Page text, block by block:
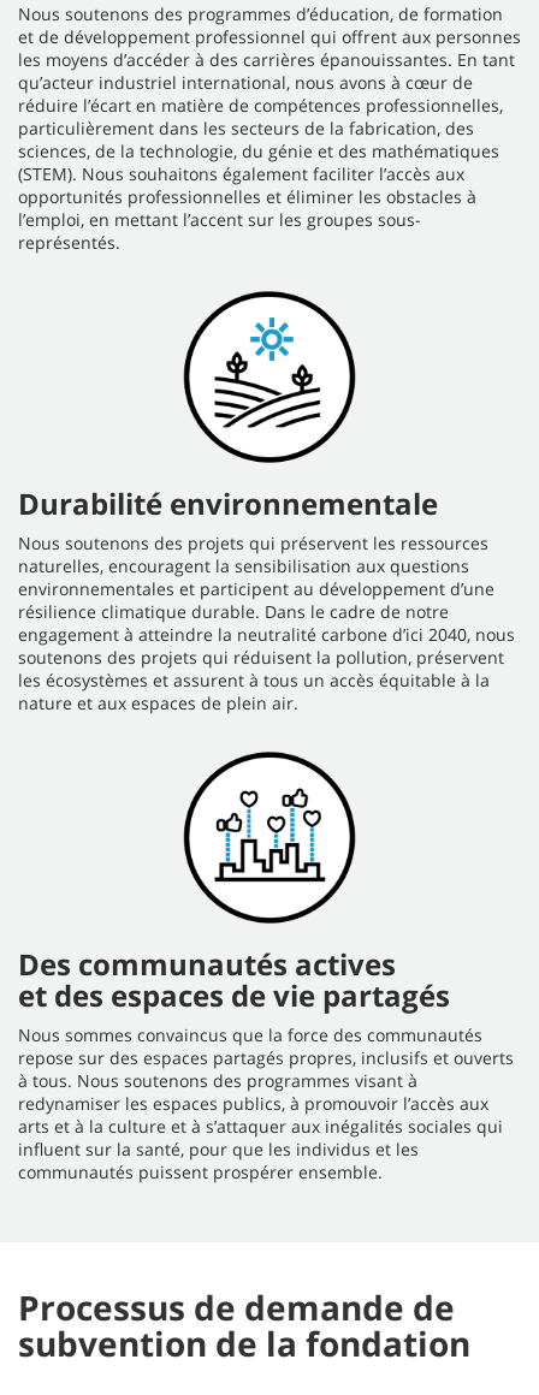
Nous soutenons des programmes d’éducation, de formation
et de développement professionnel qui offrent aux personnes
les moyens d’accéder à des carrières épanouissantes. En tant
qu’acteur industriel international, nous avons à cœur de
réduire l’écart en matière de compétences professionnelles,
particulièrement dans les secteurs de la fabrication, des
sciences, de la technologie, du génie et des mathématiques
(STEM). Nous souhaitons également faciliter l’accès aux
opportunités professionnelles et éliminer les obstacles à
l’emploi, en mettant l’accent sur les groupes sous-
représentés.
Durabilité environnementale
Nous soutenons des projets qui préservent les ressources
naturelles, encouragent la sensibilisation aux questions
environnementales et participent au développement d’une
résilience climatique durable. Dans le cadre de notre
engagement à atteindre la neutralité carbone d’ici 2040, nous
soutenons des projets qui réduisent la pollution, préservent
les écosystèmes et assurent à tous un accès équitable à la
nature et aux espaces de plein air.
Des communautés actives
et des espaces de vie partagés
Nous sommes convaincus que la force des communautés
repose sur des espaces partagés propres, inclusifs et ouverts
à tous. Nous soutenons des programmes visant à
redynamiser les espaces publics, à promouvoir l’accès aux
arts et à la culture et à s’attaquer aux inégalités sociales qui
influent sur la santé, pour que les individus et les
communautés puissent prospérer ensemble.
Processus de demande de
subvention de la fondation